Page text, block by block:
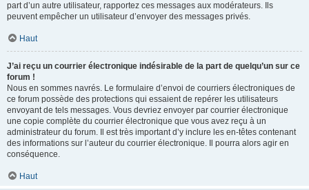
part d’un autre utilisateur, rapportez ces messages aux modérateurs. Ils
peuvent empêcher un utilisateur d’envoyer des messages privés.
Haut
J’ai reçu un courrier électronique indésirable de la part de quelqu’un sur ce
forum !
Nous en sommes navrés. Le formulaire d’envoi de courriers électroniques de
ce forum possède des protections qui essaient de repérer les utilisateurs
envoyant de tels messages. Vous devriez envoyer par courrier électronique
une copie complète du courrier électronique que vous avez reçu à un
administrateur du forum. Il est très important d’y inclure les en-têtes contenant
des informations sur l’auteur du courrier électronique. Il pourra alors agir en
conséquence.
Haut